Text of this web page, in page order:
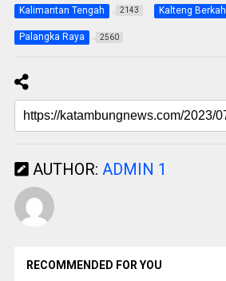
Kalimantan Tengah 2143 Kalteng Berkah
Palangka Raya 2560
AUTHOR: ADMIN 1
RECOMMENDED FOR YOU